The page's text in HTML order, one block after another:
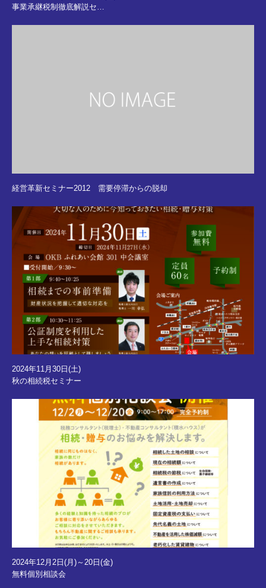
事業承継税制徹底解説セ…
経営革新セミナー2012 需要停滞からの脱却
2024年11月30日(土)
秋の相続税セミナー
2024年12月2日(月)～20日(金)
無料個別相談会